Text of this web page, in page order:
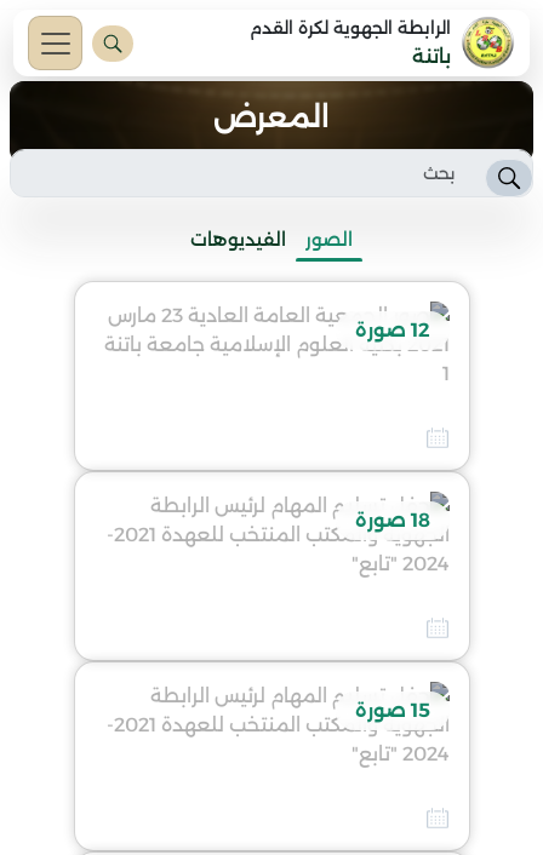
الرابطة الجهوية لكرة القدم
باتنة
المعرض
الصور الفيديوهات
12 صورة
18 صورة
15 صورة